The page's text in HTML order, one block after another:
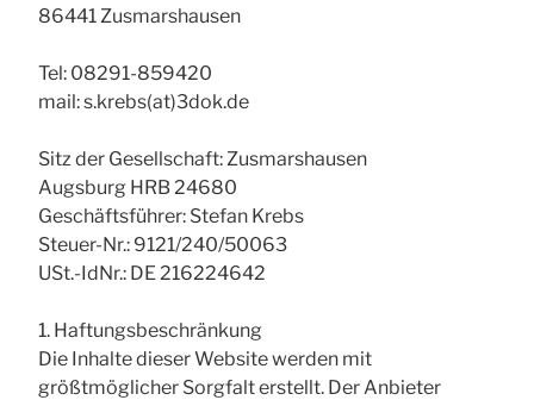
86441 Zusmarshausen
Tel: 08291-859420
mail: s.krebs(at)3dok.de
Sitz der Gesellschaft: Zusmarshausen
Augsburg HRB 24680
Geschäftsführer: Stefan Krebs
Steuer-Nr.: 9121/240/50063
USt.-IdNr.: DE 216224642
1. Haftungsbeschränkung
Die Inhalte dieser Website werden mit
größtmöglicher Sorgfalt erstellt. Der Anbieter